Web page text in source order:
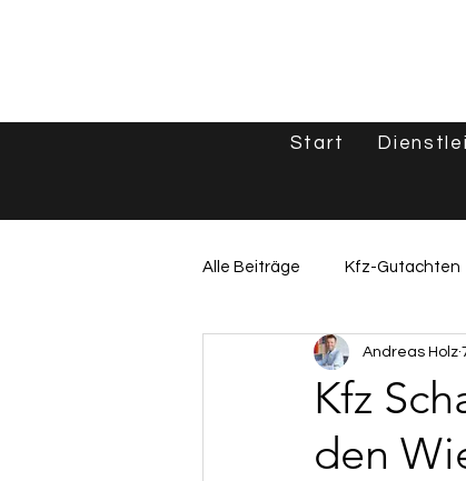
Start
Alle Beiträge Kfz-Gutachten
Unfallgutachten &
Oldtimer & Spezialfahrzeuge
Kfz
den
Andreas Holz